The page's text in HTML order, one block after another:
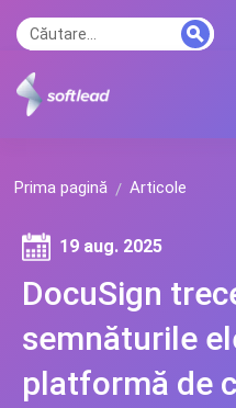
Prima pagină Articole
DocuSign
semnăturile
platformă de
19 aug. 2025